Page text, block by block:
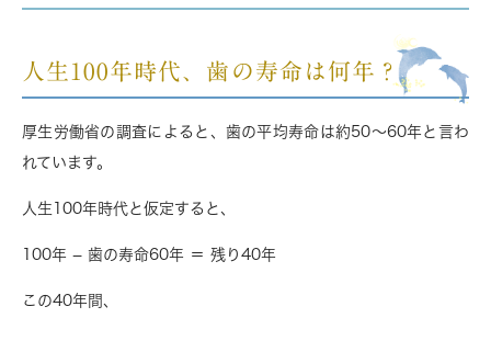
人生100年時代、歯の寿命は何年？
厚生労働省の調査によると、 歯の平均寿命は約50〜60年 と言わ
れています。
人生100年時代と仮定すると、
100年 − 歯の寿命60年 ＝ 残り40年
この40年間、